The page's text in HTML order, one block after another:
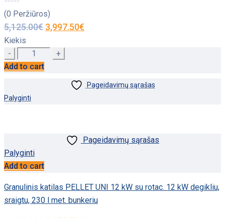
(0 Peržiūros)
5,125.00€ 3,997.50€
Kiekis
Quantity
Add to cart
Pageidavimų sąrašas
Palyginti
Pageidavimų sąrašas
Palyginti
Add to cart
Granulinis katilas PELLET UNI 12 kW su rotac. 12 kW degikliu,
sraigtu, 230 l met. bunkeriu